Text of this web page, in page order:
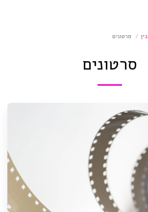
סרטונים
סרטונים